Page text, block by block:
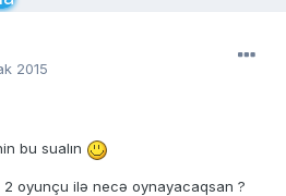
2015
bu sualın
2 oyunçu ilə necə oynayacaqsan ?